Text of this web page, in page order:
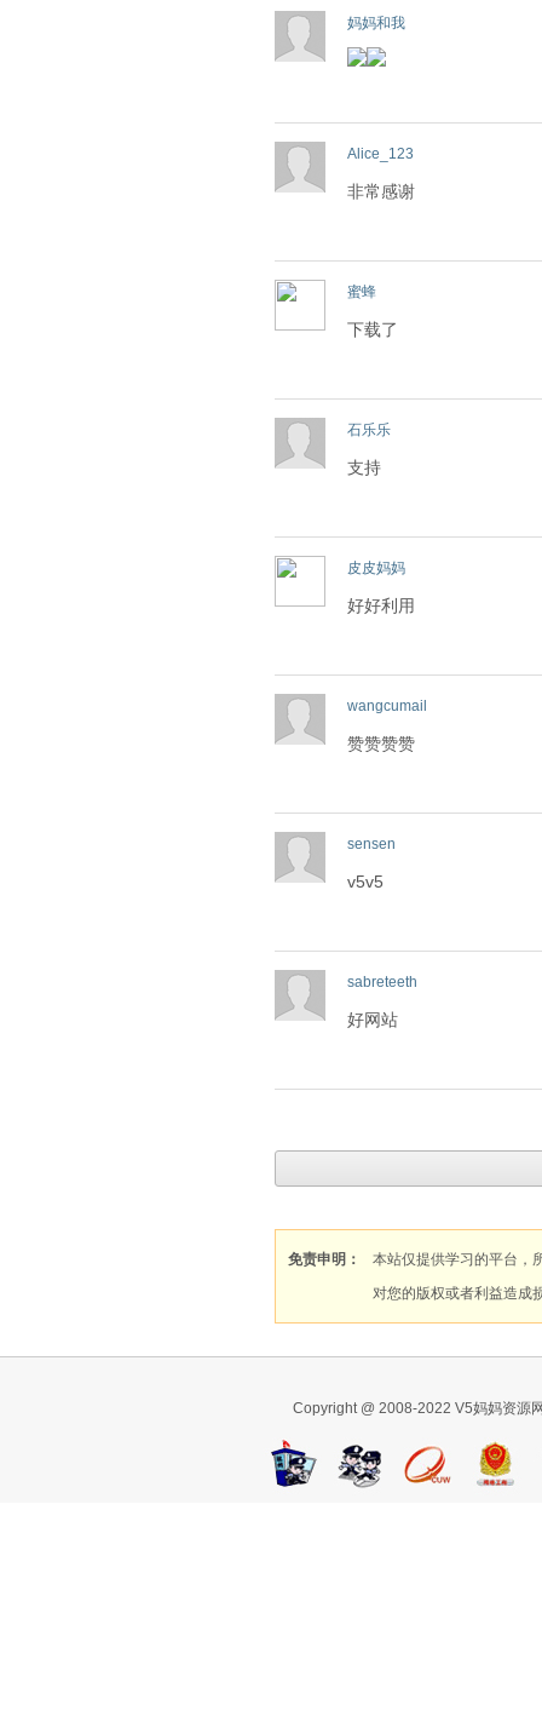
妈妈和我
Alice_123
非常感谢
蜜蜂
下载了
石乐乐
支持
皮皮妈妈
好好利用
wangcumail
赞赞赞赞
sensen
v5v5
sabreteeth
好网站
免责申明：
本站仅提供学习的平台，
对您的版权或者利益造成
Copyright @ 2008-2022 V5妈妈资源